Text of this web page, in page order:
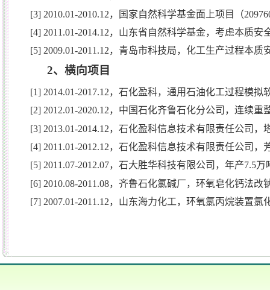
[3] 2010.01-2010.12，国家自然科学基金面上项目（
[4] 2011.01-2014.12，山东省自然科学基金， 考虑本质安
[5] 2009.01-2011.12，青岛市科技局，化工生产过程本质
2、横向项目
[1] 2014.01-2017.12，石化盈科，通用石油化工过程模拟
[2] 2012.01-2020.12，中国石化齐鲁石化分公司，连续重
[3] 2013.01-2014.12，石化盈科信息技术有限责任公司，
[4] 2011.01-2012.12，石化盈科信息技术有限责任公司，
[5] 2011.07-2012.07，石大胜华科技有限公司，年产7.5万
[6] 2010.08-2011.08，齐鲁石化氯碱厂，环氧皂化钙法改
[7] 2007.01-2011.12，山东海力化工，环氧氯丙烷装置氯